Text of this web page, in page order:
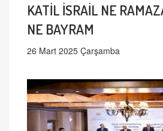
KATİL İSRAİL NE
NE BAYRAM
26 Mart 2025 Çarşamba